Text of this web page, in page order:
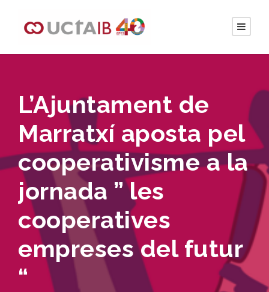
L’Ajuntament de
Marratxí aposta pel
cooperativisme a la
jornada ” les
cooperatives
empreses del futur
“